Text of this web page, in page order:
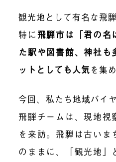
観光地として有名な飛騨
特に飛騨市は「君の名
た駅や図書館、神社
ットとしても人気を集
今回、私たち地域バイ
飛騨チームは、現地視
を来訪。飛騨は古いま
のままに、「観光地」